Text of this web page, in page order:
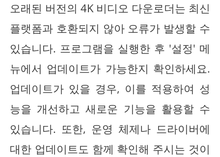
오래된 버전의 4K 비디오 다운로더는 최신
플랫폼과 호환되지 않아 오류가 발생할 수
있습니다. 프로그램을 실행한 후 '설정' 메
뉴에서 업데이트가 가능한지 확인하세요.
업데이트가 있을 경우, 이를 적용하여 성
능을 개선하고 새로운 기능을 활용할 수
있습니다. 또한, 운영 체제나 드라이버에
대한 업데이트도 함께 확인해 주시는 것이